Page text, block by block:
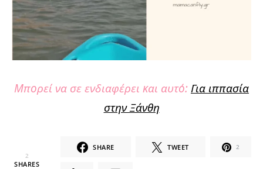
Μπορεί να σε ενδιαφέρει και αυτό:Για ιππασία
στην Ξάνθη
2
SHARES
SHARE TWEET 2